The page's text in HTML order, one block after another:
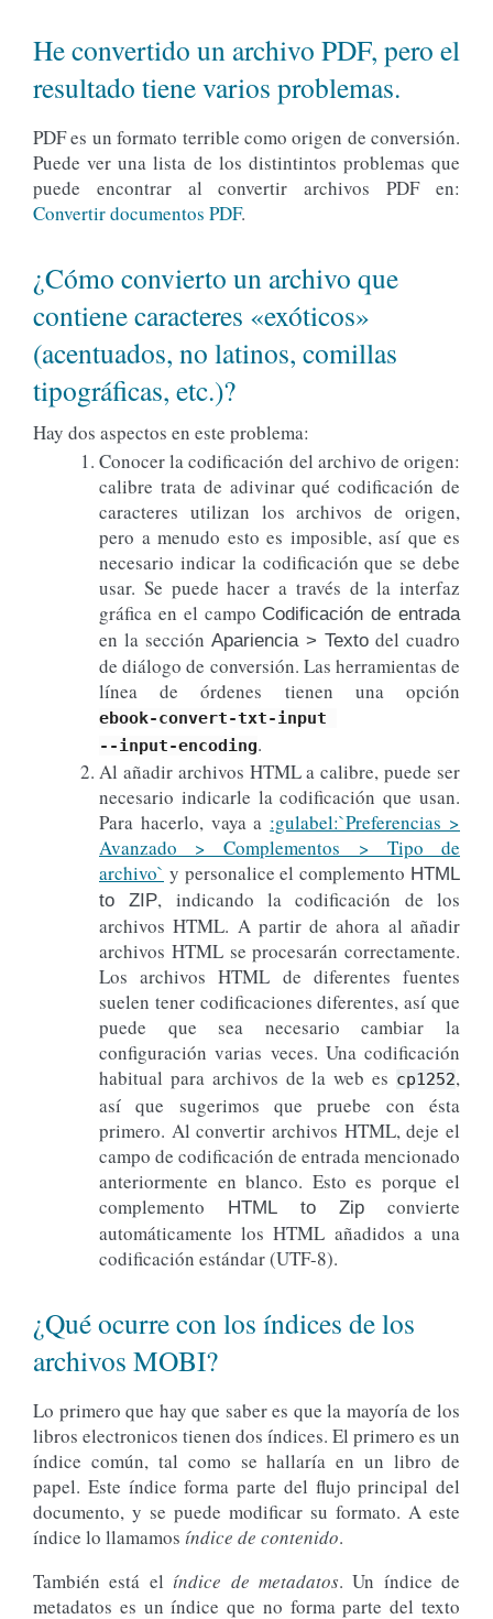
He convertido un archivo PDF, pero el
resultado tiene varios problemas.
PDF es un formato terrible como origen de conversión.
Puede ver una lista de los distintintos problemas que
puede encontrar al convertir archivos PDF en:
Convertir documentos PDF.
¿Cómo convierto un archivo que
contiene caracteres «exóticos»
(acentuados, no latinos, comillas
tipográficas, etc.)?
Hay dos aspectos en este problema:
Conocer la codificación del archivo de origen:
calibre trata de adivinar qué codificación de
caracteres utilizan los archivos de origen,
pero a menudo esto es imposible, así que es
necesario indicar la codificación que se debe
usar. Se puede hacer a través de la interfaz
gráfica en el campo Codificación de entrada
en la sección Apariencia > Texto del cuadro
de diálogo de conversión. Las herramientas de
línea de órdenes tienen una opción
ebook-convert-txt-input
--input-encoding.
Al añadir archivos HTML a calibre, puede ser
necesario indicarle la codificación que usan.
Para hacerlo, vaya a :gulabel:`Preferencias >
Avanzado > Complementos > Tipo de
archivo` y personalice el complemento HTML
to ZIP, indicando la codificación de los
archivos HTML. A partir de ahora al añadir
archivos HTML se procesarán correctamente.
Los archivos HTML de diferentes fuentes
suelen tener codificaciones diferentes, así que
puede que sea necesario cambiar la
configuración varias veces. Una codificación
habitual para archivos de la web es cp1252,
así que sugerimos que pruebe con ésta
primero. Al convertir archivos HTML, deje el
campo de codificación de entrada mencionado
anteriormente en blanco. Esto es porque el
complemento
HTML to Zip
convierte
automáticamente los HTML añadidos a una
codificación estándar (UTF-8).
¿Qué ocurre con los índices de los
archivos MOBI?
Lo primero que hay que saber es que la mayoría de los
libros electronicos tienen dos índices. El primero es un
índice común, tal como se hallaría en un libro de
papel. Este índice forma parte del flujo principal del
documento, y se puede modificar su formato. A este
índice lo llamamos índice de contenido.
También está el índice de metadatos. Un índice de
metadatos es un índice que no forma parte del texto